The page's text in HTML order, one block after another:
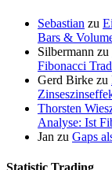
Sebastian zu
Bars &
Silbermann zu
Fibonacci
Gerd Birke zu
Thorsten
Analyse: Ist
Jan zu Gaps
Statistic Trading